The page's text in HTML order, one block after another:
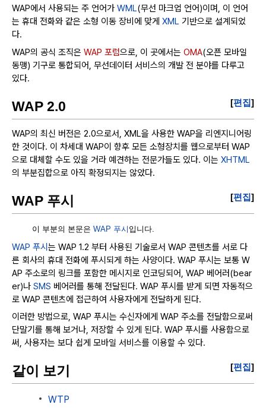
WAP에서 사용되는 주 언어가 WML(무선 마크업 언어)이며, 이 언어
는 휴대 전화와 같은 소형 이동 장비에 맞게 XML 기반으로 설계되었
다.
WAP의 공식 조직은 WAP 포럼으로, 이 곳에서는 OMA(오픈 모바일
동맹) 기구로 통합되어, 무선데이터 서비스의 개발 전 분야를 다루고
있다.
[편집]
WAP 2.0
WAP의 최신 버전은 2.0으로서, XML을 사용한 WAP을 리엔지니어링
한 것이다. 이 차세대 WAP이 향후 모든 소형장치를 웹으로부터 WAP
으로 대체할 수도 있을 거라 예견하는 전문가들도 있다. 이는 XHTML
의 부분집합으로 아직 확정되지는 않았다.
[편집]
WAP 푸시
이 부분의 본문은 WAP 푸시 입니다.
WAP 푸시 는 WAP 1.2 부터 사용된 기술로서 WAP 콘텐츠를 서로 다
른 회사의 휴대 전화에 푸시되게 하는 사양이다. WAP 푸시는 보통 W
AP 주소로의 링크를 포함한 메시지로 인코딩되어, WAP 베어러(bear
er)나 SMS 베어러를 통해 전달된다. WAP 푸시를 받게 되면 자동적으
로 WAP 콘텐츠에 접근하여 사용자에게 전달하게 된다.
이러한 방법으로, WAP 푸시는 수신자에게 WAP 주소를 전달함으로써
단말기를 통해 보거나, 저장할 수 있게 된다. WAP 푸시를 사용함으로
써, 사용자는 보다 쉽게 모바일 서비스를 이용할 수 있다.
[편집]
같이 보기
WTP